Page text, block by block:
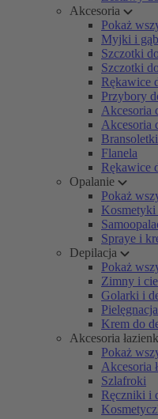
Akcesoria
Pokaż
Myjki i
Szczotki
Szczotki
Rękawice
Przybory
Akcesoria
Akcesoria
Flanela
Rękawice
Opalanie
Pokaż
Kosmetyki
Spraye i
Depilacja
Pokaż
Zimny i
Golarki i
Krem do
Akcesoria
Pokaż
Akcesoria
Szlafroki
Ręczniki i